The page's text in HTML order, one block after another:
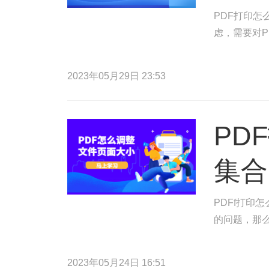
PDF打印怎
虑，需要对
2023年05月29日 23:53
集
PDFf打印
的问题，那
2023年05月24日 16:51